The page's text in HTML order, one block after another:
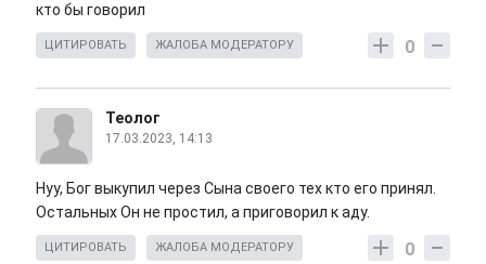
кто бы говорил
0
ЦИТИРОВАТЬ ЖАЛОБА МОДЕРАТОРУ
Теолог
17.03.2023, 14:13
Нуу, Бог выкупил через Сына своего тех кто его принял.
Остальных Он не простил, а приговорил к аду.
0
ЦИТИРОВАТЬ ЖАЛОБА МОДЕРАТОРУ